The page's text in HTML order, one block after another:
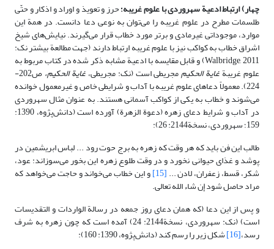
چهار) ارتباط ادعیة سهروردی با علوم غریبه؛حرز و تعویذ و اوراد و اذکار و حتّی
طلسمات مطرح در علوم غریبه را می‌توان به نوعی دعا دانست. در همة این
موارد، موجوداتی غیرمادی و برتر مورد خطاب قرار می‌گیرند. نیایش‌های شیخ
اشراق خطاب به کواکب نیز با علوم غریبه ارتباط دارند (جهت مطالعة بیشتر نک:
Walbridge, 2011) و قابل مقایسه با ادعیة مشابه ذکر شده در کتاب مربوط به
علوم غریبةغایة الحکیممجریطی است (نک: مجریطی،غایة الحکیم، ص202-
224). معمولاً دعاهای علوم غریبه با آداب و شرایطی خاص و غیرمعمول خوانده
می‌شوند و خطاب به یکی از کواکب آسمانی هستند. به عنوان مثال سهروردی
در آداب و شرایط دعای زهره (دعوة الزهرة) آورده است (دانش‌پژوه، 1390:
159؛ سهروردی، نسخة2144: 26):
طالب این فن باید که هر وقت که زهره به برج حوت رود ... لباس ابریشمین در
پوشد و غذای حیوانی نخورد و در وقت طلوع زهره این بخور می‌سوزاند: عود،
شکر، قسط، زعفران، لادن ...[15] و این خطاب می‌خواند و حاجت می‌خواهد که
مراد حاصل شود إن شاء الله تعالی.
و پس از این دعا (که همان دعای روز جمعه در رسالة الواردات و التقدیسات
است) (نک: سهروردی، نسخة2144: 24) آمده است که چون زهره به شرف
رسد،[16]
شکل زیر را رسم کند (دانش‌پژوه، 1390: 160):